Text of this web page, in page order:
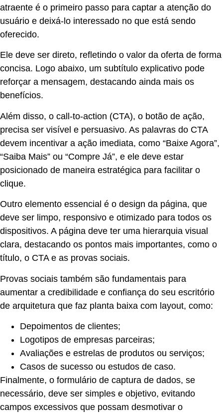
atraente é o primeiro passo para captar a atenção do
usuário e deixá-lo interessado no que está sendo
oferecido.
Ele deve ser direto, refletindo o valor da oferta de forma
concisa. Logo abaixo, um subtítulo explicativo pode
reforçar a mensagem, destacando ainda mais os
benefícios.
Além disso, o call-to-action (CTA), o botão de ação,
precisa ser visível e persuasivo. As palavras do CTA
devem incentivar a ação imediata, como “Baixe Agora”,
“Saiba Mais” ou “Compre Já”, e ele deve estar
posicionado de maneira estratégica para facilitar o
clique.
Outro elemento essencial é o design da página, que
deve ser limpo, responsivo e otimizado para todos os
dispositivos. A página deve ter uma hierarquia visual
clara, destacando os pontos mais importantes, como o
título, o CTA e as provas sociais.
Provas sociais também são fundamentais para
aumentar a credibilidade e confiança do seu escritório
de arquitetura que faz planta baixa com layout, como:
Depoimentos de clientes;
Logotipos de empresas parceiras;
Avaliações e estrelas de produtos ou serviços;
Casos de sucesso ou estudos de caso.
Finalmente, o formulário de captura de dados, se
necessário, deve ser simples e objetivo, evitando
campos excessivos que possam desmotivar o